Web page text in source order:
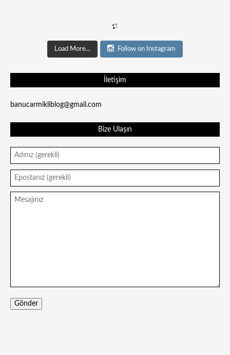
Load More... Follow on Instagram
İletişim
banucarmikliblog@gmail.com
Bize Ulaşın